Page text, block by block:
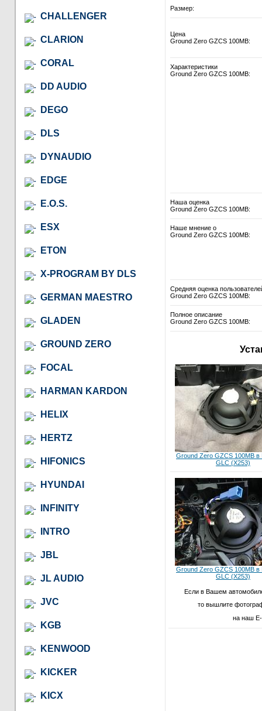
CHALLENGER
CLARION
CORAL
DD AUDIO
DEGO
DLS
DYNAUDIO
EDGE
E.O.S.
ESX
ETON
X-PROGRAM BY DLS
GERMAN MAESTRO
GLADEN
GROUND ZERO
FOCAL
HARMAN KARDON
HELIX
HERTZ
HIFONICS
HYUNDAI
INFINITY
INTRO
JBL
JL AUDIO
JVC
KGB
KENWOOD
KICKER
KICX
Размер:
Цена
Ground Zero GZCS 100MB:
Характеристики
Ground Zero GZCS 100MB:
Наша оценка
Ground Zero GZCS 100MB:
Наше мнение о
Ground Zero GZCS 100MB:
Средняя оценка
Ground Zero GZCS 100MB:
Полное описание
Ground Zero GZCS 100MB:
Ground Zero GZCS 100MB в
GLC (X253)
Ground Zero GZCS 100MB в
GLC (X253)
Если в Вашем
то вышлите
на наш